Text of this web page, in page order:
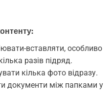
вставляти, особливо
разів підряд.
кілька фото відразу.
документи між папками у